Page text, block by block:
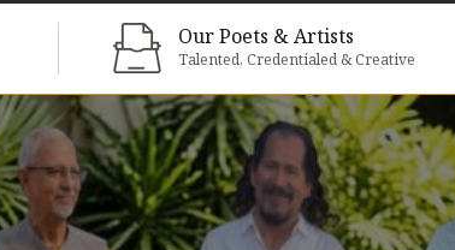
Our Poets & Artists
Talented, Credentialed & Creative